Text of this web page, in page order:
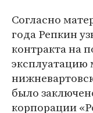
Согласно
года Репкин
контракта на
эксплуатацию
было
корпорации